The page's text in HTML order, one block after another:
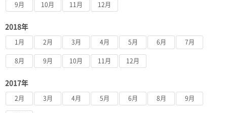
9月 10月 11月 12月
2018年
1月 2月 3月 4月 5月 6月 7月
8月 9月 10月 11月 12月
2017年
2月 3月 4月 5月 6月 8月 9月